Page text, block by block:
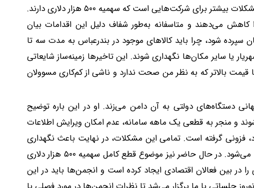
«مشکلات بسیاری در حال حاضر برای تجار وجود دارد. این مشکلات بیشتر برای شرکت‌هایی است که سهمیه ۵۰۰ هزار دلاری دارند.
می‌دهند و متاسفانه به‌طور شفاف دلیل این اقدامات بیان
شود، چرا باید کالا‌های موجود در بندرعباس به مدت سه تا
یا سایر مکان‌ها نگهداری شوند. این تاخیر‌ها زمینه‌ساز شایعاتی
قیمت بالاتر که به نظر من صحت ندارد و ناشی از کم‌کاری مسوولان
دستگاه‌های دولتی به آن دامن می‌زند. او در این باره توضیح
و منجر به قطعی یک ماهه سامانه، عدم امکان ویرایش اطلاعات
فزونی گرفته است. تمامی این مشکلات، در نهایت باعث نگهداری
کالا‌ها در گمرکات و نرسیدن آنها به دست مصرف‌کننده نهایی می‌شود. در حال حاضر نیز موضوع قطع کامل سهمیه ۵۰۰ هزار دلاری
در بین فعالان اقتصادی ایجاد کرده است و انجمن‌ها باید در این